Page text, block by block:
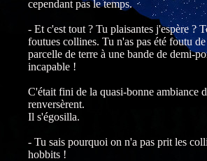
cependant pas le temps.
- Et c'est tout ? Tu plaisantes j'espère ?
foutues collines. Tu n'as pas été foutu
parcelle de terre à une bande de demi-
incapable !
C'était fini de la quasi-bonne ambiance
renversèrent.
Il s'égosilla.
- Tu sais pourquoi on n'a pas prit les
hobbits !